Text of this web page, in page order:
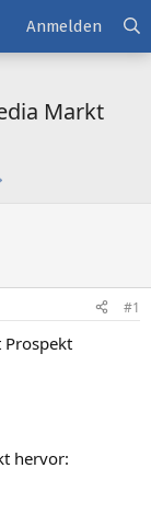
Anmelden
Markt
#1
Prospekt
hervor: